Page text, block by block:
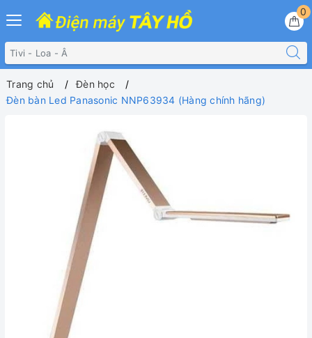
0
Trang chủ
Đèn học
Đèn bàn Led Panasonic NNP63934 (Hàng chính hãng)